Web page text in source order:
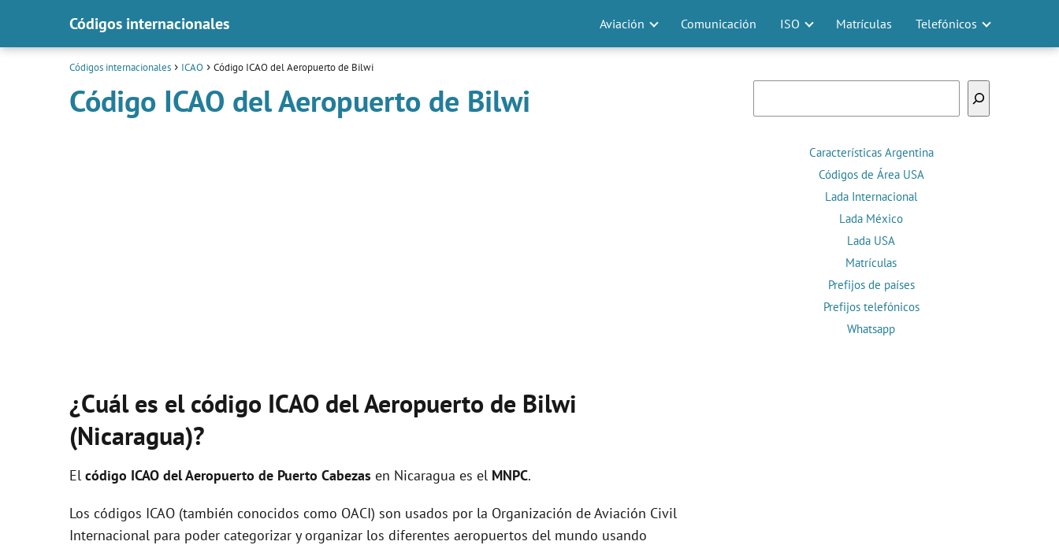
Códigos internacionales Aviación Comunicación ISO Matrículas Telefónicos
Códigos internacionales ICAO Código ICAO del Aeropuerto de Bilwi
Código ICAO del Aeropuerto de Bilwi
¿Cuál es el código ICAO del Aeropuerto de Bilwi
(Nicaragua)?
El código ICAO delAeropuerto de Puerto Cabezas en Nicaragua es el MNPC.
Los códigos ICAO (también conocidos como OACI) son usados por la Organización de Aviación Civil
Internacional para poder categorizar y organizar los diferentes aeropuertos del mundo usando
Características Argentina
Códigos de Área USA
Lada Internacional
Lada México
Lada USA
Matrículas
Prefijos de países
Prefijos telefónicos
Whatsapp